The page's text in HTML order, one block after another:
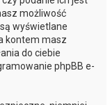
możliwość
wyświetlane
kontem masz
do ciebie
phpBB e-